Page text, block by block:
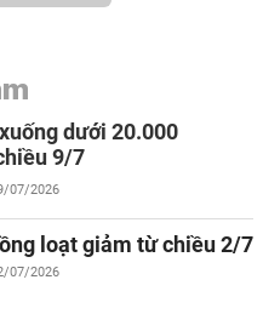
dưới 20.000
9/7
07/2026
loạt giảm từ chiều 2/7
07/2026